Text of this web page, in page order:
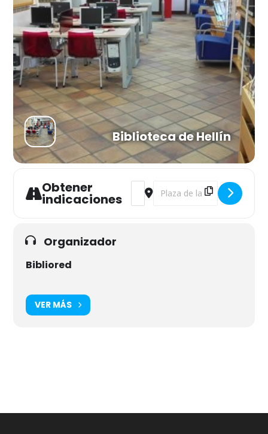
Biblioteca de Hellín
Obtener
indicaciones
Address - Presentación literaria
Destination Address -
Organizador
Bibliored
VER MÁS